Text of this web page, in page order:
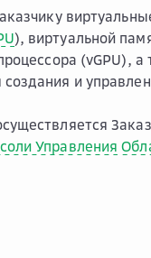
), виртуальной
(vGPU),
и
Управления